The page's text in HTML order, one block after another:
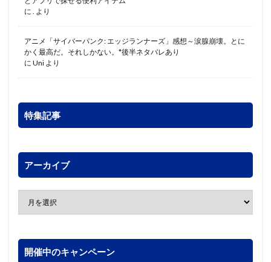
に . より
アニメ「サイバーパンク: エッジランナーズ」感想～涙腺崩壊。とに
かく最高だ。それしかない。*後半ネタバレあり
に Uni より
特集記事
アーカイブ
開催中のキャンペーン